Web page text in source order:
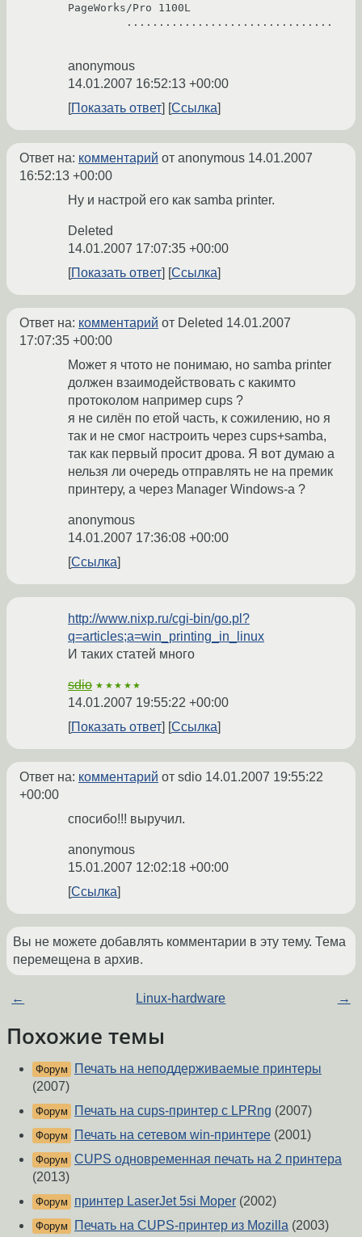
PageWorks/Pro 1100L
anonymous
14.01.2007 16:52:13 +00:00
Показать ответ
Ссылка
Ответ на: комментарий от anonymous 14.01.2007
16:52:13 +00:00
Ну и настрой его как samba printer.
Deleted
14.01.2007 17:07:35 +00:00
Показать ответ
Ссылка
Ответ на: комментарий от Deleted 14.01.2007
17:07:35 +00:00
Может я чтото не понимаю, но samba printer
должен взаимодействовать с какимто
протоколом например cups ?
я не силён по етой часть, к сожилению, но я
так и не смог настроить через cups+samba,
так как первый просит дрова. Я вот думаю а
нельзя ли очередь отправлять не на премик
принтеру, а через Manager Windows-a ?
anonymous
14.01.2007 17:36:08 +00:00
Ссылка
http://www.nixp.ru/cgi-bin/go.pl?
q=articles;a=win_printing_in_linux
И таких статей много
sdio ★★★★★
14.01.2007 19:55:22 +00:00
Показать ответ
Ссылка
Ответ на: комментарий от sdio 14.01.2007 19:55:22
+00:00
спосибо!!! выручил.
anonymous
15.01.2007 12:02:18 +00:00
Ссылка
Вы не можете добавлять комментарии в эту тему. Тема
перемещена в архив.
← Linux-hardware →
Похожие темы
Форум
Печать на неподдерживаемые принтеры
(2007)
Форум Печать на cups-принтер с LPRng (2007)
Форум Печать на сетевом win-принтере (2001)
Форум CUPS одновременная печать на 2 принтера
(2013)
Форум принтер LaserJet 5si Moper (2002)
Форум Печать на CUPS-принтер из Mozilla (2003)